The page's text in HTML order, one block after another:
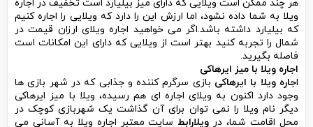
هر چند ممکن است ویلایی که دارای میز بیلیارد است تخفیف در اجاره
ویلا به شما داده نشود، اما ارزش این را دارد که ویلایی را اجاره کنیم
که بیلیارد داشته باشد.اگر می خواهید اجاره ویلای ارزان قیمت در
شمال را تجربه کنید بهتر است از ویلایی که دارای این امکانات است
فاصله بگیرید.
اجاره ویلا با میز ایرهاکی
اجاره ویلا با ایرهاکی بازی سرگرم کننده و جذابی که در شهر بازی ها
وجود دارد اکنون به ویلای اجاره ای هم رسیده، ویلا با میز ایرهاکی
دیگر نام ویلا را نمی توان برای آن گذاشت یک شهربازی کوچک در
محل اقامت شما، در ویلارابط سایت معتبر اجاره ویلا به آسانی می